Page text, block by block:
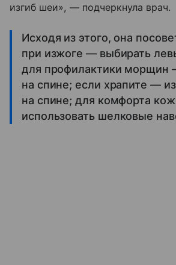
изгиб шеи», — подчеркнула врач.
Исходя из этого, она
при изжоге — выбирать
для профилактики морщин
на спине; если храпите —
на спине; для комфорта
использовать шелковые